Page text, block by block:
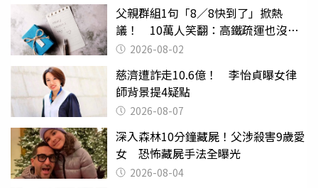
父親群組1句「8／8快到了」掀熱
議！ 10萬人笑翻：高鐵疏運也沒列
父親節
2026-08-02
慈濟遭詐走10.6億！ 李怡貞曝女律
師背景提4疑點
2026-08-07
深入森林10分鐘藏屍！父涉殺害9歲愛
女 恐怖藏屍手法全曝光
2026-08-04